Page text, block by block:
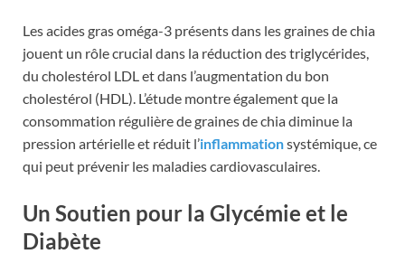
Les acides gras oméga-3 présents dans les graines de chia
jouent un rôle crucial dans la réduction des triglycérides,
du cholestérol LDL et dans l’augmentation du bon
cholestérol (HDL). L’étude montre également que la
consommation régulière de graines de chia diminue la
pression artérielle et réduit l’inflammationsystémique, ce
qui peut prévenir les maladies cardiovasculaires.
Un Soutien pour la Glycémie et le
Diabète